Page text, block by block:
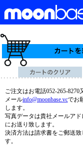
ご注文はお電話052-265-8270
メールinfo@moonbase.vcでお
します。
写真データは貴社メールアド
にお送り致します。
決済方法は請求書をご郵送致
す。